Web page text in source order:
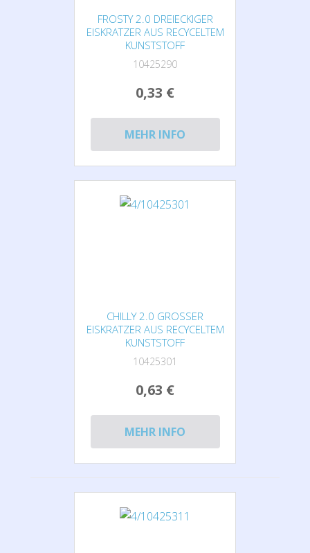
FROSTY 2.0 DREIECKIGER
EISKRATZER AUS RECYCELTEM
KUNSTSTOFF
10425290
0,33 €
MEHR INFO
CHILLY 2.0 GROSSER E
ISKRATZER AUS RECYCELTEM K
UNSTSTOFF
10425301
0,63 €
MEHR INFO